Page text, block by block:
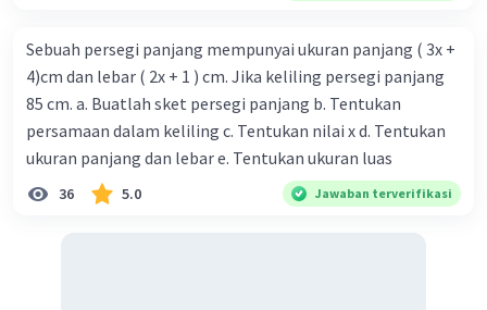
Sebuah persegi panjang mempunyai ukuran panjang ( 3x +
4)cm dan lebar ( 2x + 1 ) cm. Jika keliling persegi panjang
85 cm. a. Buatlah sket persegi panjang b. Tentukan
persamaan dalam keliling c. Tentukan nilai x d. Tentukan
ukuran panjang dan lebar e. Tentukan ukuran luas
36 5.0 Jawaban terverifikasi